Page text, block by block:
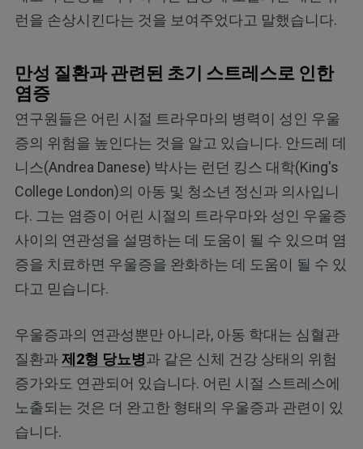
런을 손상시킨다는 것을 보여주었다고 말했습니다.
만성 질환과 관련된 초기 스트레스로 인한
염증
연구원들은 어린 시절 트라우마의 병력이 성인 우울
증의 위험을 높인다는 것을 알고 있습니다. 안드레 데
니스(Andrea Danese) 박사는 런던 킹스 대학(King's
College London)의 아동 및 청소년 정신과 의사입니
다. 그는 염증이 어린 시절의 트라우마와 성인 우울증
사이의 연관성을 설명하는 데 도움이 될 수 있으며 염
증을 치료하면 우울증을 완화하는 데 도움이 될 수 있
다고 믿습니다.
우울증과의 연관성뿐만 아니라, 아동 학대는 심혈관
질환과제2형 당뇨병과 같은 신체 건강 상태의 위험
증가와도 연관되어 있습니다. 어린 시절 스트레스에
노출되는 것은 더 완고한 형태의 우울증과 관련이 있
습니다.